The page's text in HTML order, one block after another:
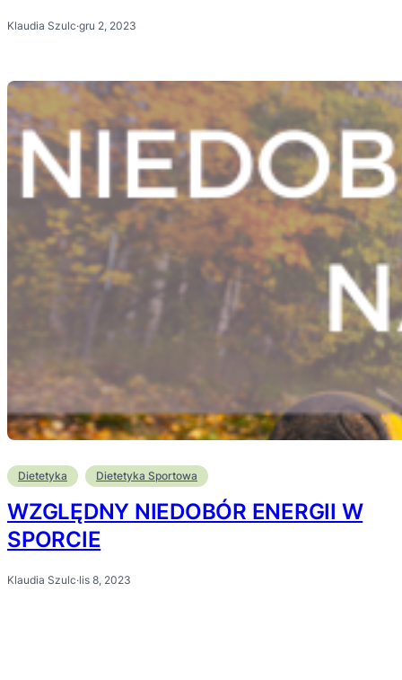
Klaudia Szulc·gru 2, 2023
Dietetyka Dietetyka Sportowa
WZGLĘDNY NIEDOBÓR ENERGII W
SPORCIE
Klaudia Szulc·lis 8, 2023